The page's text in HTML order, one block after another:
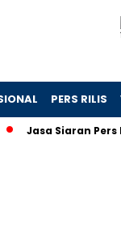
PERS RILIS
Siaran Pers